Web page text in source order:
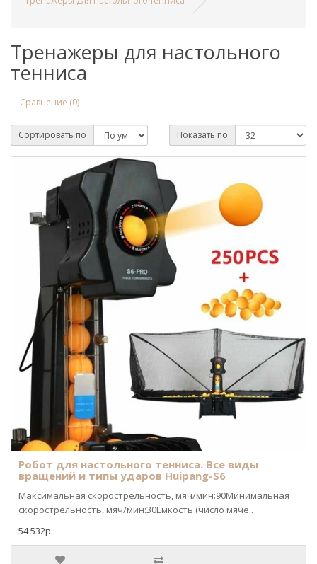
Тренажеры для настольного
тенниса
Сравнение (0)
Сортировать по Показать по
Робот для настольного тенниса. Все виды
вращений и типы ударов Huipang-S6
Максимальная скорострельность, мяч/мин:90Минимальная
скорострельность, мяч/мин:30Емкость (число мяче..
54 532р.